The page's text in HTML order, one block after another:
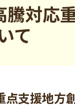
対応
て
支援地方